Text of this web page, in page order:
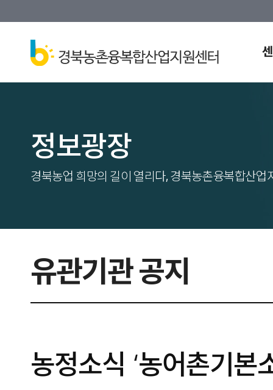
정보광장
경북농업 희망의 길이 열리다, 경북농촌융복합산업
유관기관 공지
농정소식 ‘농어촌기